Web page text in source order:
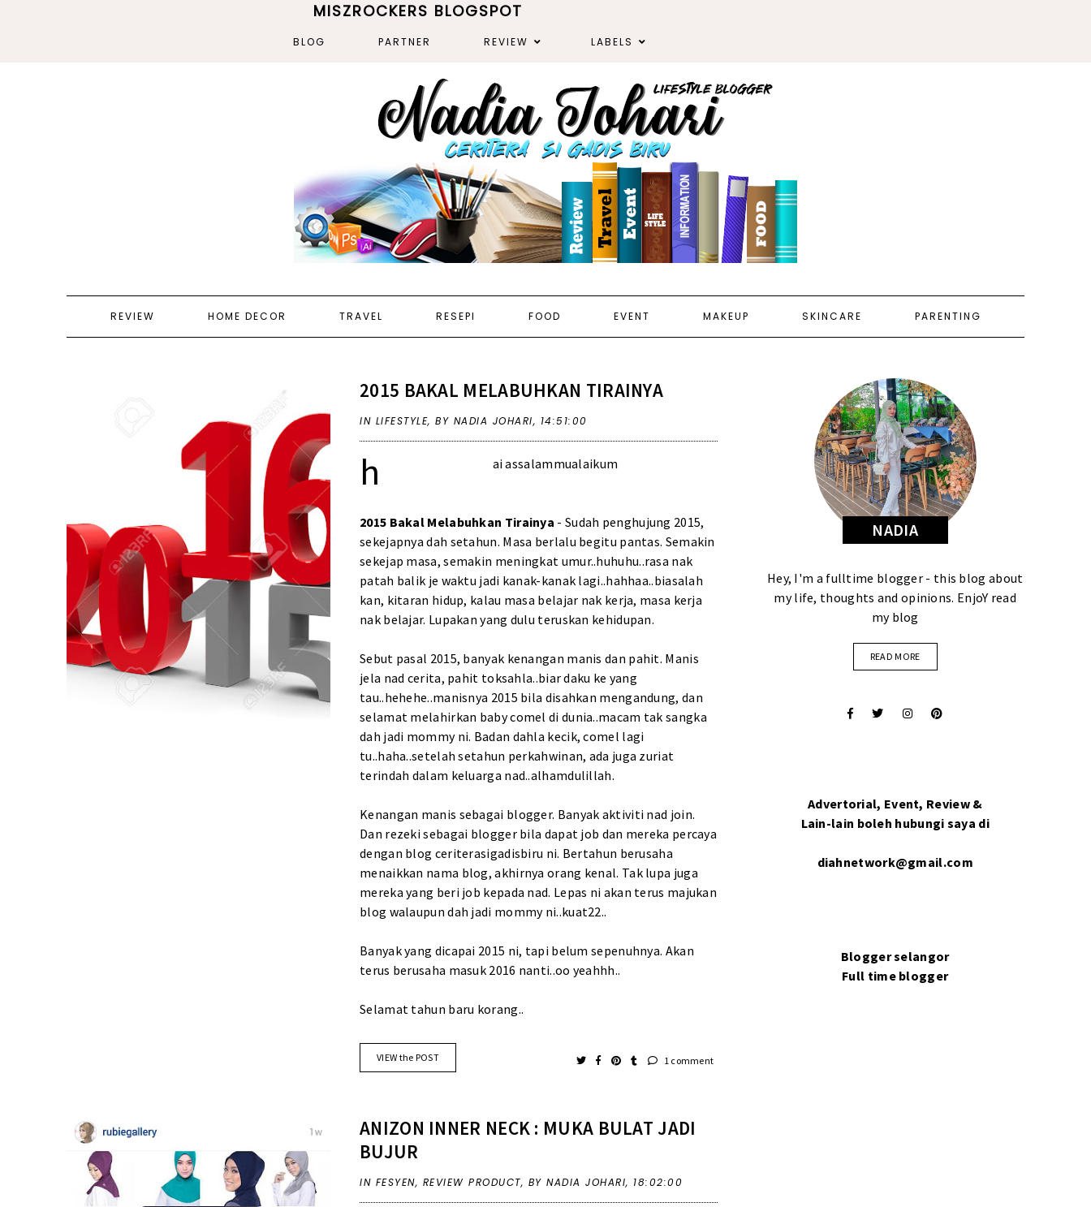
MISZROCKERS BLOGSPOT
BLOG PARTNER REVIEW LABELS
REVIEW HOME DECOR TRAVEL RESEPI FOOD EVENT MAKEUP SKINCARE PARENTING
2015 BAKAL MELABUHKAN TIRAINYA
IN LIFESTYLE,BY NADIA JOHARI, 14:51:00
h ai assalammualaikum
2015 Bakal Melabuhkan Tirainya - Sudah penghujung 2015,
sekejapnya dah setahun. Masa berlalu begitu pantas. Semakin
sekejap masa, semakin meningkat umur..huhuhu..rasa nak
patah balik je waktu jadi kanak-kanak lagi..hahhaa..biasalah
kan, kitaran hidup, kalau masa belajar nak kerja, masa kerja
nak belajar. Lupakan yang dulu teruskan kehidupan.
Sebut pasal 2015, banyak kenangan manis dan pahit. Manis
jela nad cerita, pahit toksahla..biar daku ke yang
tau..hehehe..manisnya 2015 bila disahkan mengandung, dan
selamat melahirkan baby comel di dunia..macam tak sangka
dah jadi mommy ni. Badan dahla kecik, comel lagi
tu..haha..setelah setahun perkahwinan, ada juga zuriat
terindah dalam keluarga nad..alhamdulillah.
Kenangan manis sebagai blogger. Banyak aktiviti nad join.
Dan rezeki sebagai blogger bila dapat job dan mereka percaya
dengan blog ceriterasigadisbiru ni. Bertahun berusaha
menaikkan nama blog, akhirnya orang kenal. Tak lupa juga
mereka yang beri job kepada nad. Lepas ni akan terus majukan
blog walaupun dah jadi mommy ni..kuat22..
Banyak yang dicapai 2015 ni, tapi belum sepenuhnya. Akan
terus berusaha masuk 2016 nanti..oo yeahhh..
Selamat tahun baru korang..
VIEW the POST 1 comment
ANIZON INNER NECK : MUKA BULAT JADI
BUJUR
IN FESYEN, REVIEW PRODUCT, BY NADIA JOHARI, 18:02:00
NADIA
Hey, I'm a fulltime blogger - this blog about
my life, thoughts and opinions. EnjoY read
my blog
READ MORE
Advertorial, Event, Review &
Lain-lain boleh hubungi saya di
diahnetwork@gmail.com
Blogger selangor
Full time blogger